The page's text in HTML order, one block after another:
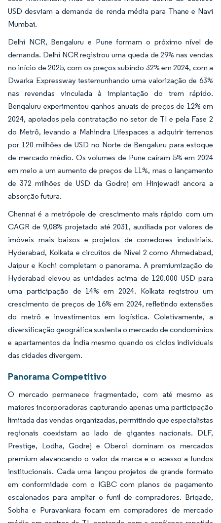
USD desviam a demanda de renda média para Thane e Navi
Mumbai.
Delhi NCR, Bengaluru e Pune formam o próximo nível de
demanda. Delhi NCR registrou uma queda de 29% nas vendas
no início de 2025, com os preços subindo 32% em 2024, com a
Dwarka Expressway testemunhando uma valorização de 63%
nas revendas vinculada à implantação do trem rápido.
Bengaluru experimentou ganhos anuais de preços de 12% em
2024, apoiados pela contratação no setor de TI e pela Fase 2
do Metrô, levando a Mahindra Lifespaces a adquirir terrenos
por 120 milhões de USD no Norte de Bengaluru para estoque
de mercado médio. Os volumes de Pune caíram 5% em 2024
em meio a um aumento de preços de 11%, mas o lançamento
de 372 milhões de USD da Godrej em Hinjewadi ancora a
absorção futura.
Chennai é a metrópole de crescimento mais rápido com um
CAGR de 9,08% projetado até 2031, auxiliada por valores de
imóveis mais baixos e projetos de corredores industriais.
Hyderabad, Kolkata e circuitos de Nível 2 como Ahmedabad,
Jaipur e Kochi completam o panorama. A premiumização de
Hyderabad elevou as unidades acima de 120.000 USD para
uma participação de 14% em 2024. Kolkata registrou um
crescimento de preços de 16% em 2024, refletindo extensões
do metrô e investimentos em logística. Coletivamente, a
diversificação geográfica sustenta o mercado de condomínios
e apartamentos da Índia mesmo quando os ciclos individuais
das cidades divergem.
Panorama Competitivo
O mercado permanece fragmentado, com até mesmo as
maiores incorporadoras capturando apenas uma participação
limitada das vendas organizadas, permitindo que especialistas
regionais coexistam ao lado de gigantes nacionais. DLF,
Prestige, Lodha, Godrej e Oberoi dominam os mercados
premium alavancando o valor da marca e o acesso a fundos
institucionais. Cada uma lançou projetos de grande formato
em conformidade com o IGBC com planos de pagamento
escalonados para ampliar o funil de compradores. Brigade,
Sobha e Puravankara focam em compradores de mercado